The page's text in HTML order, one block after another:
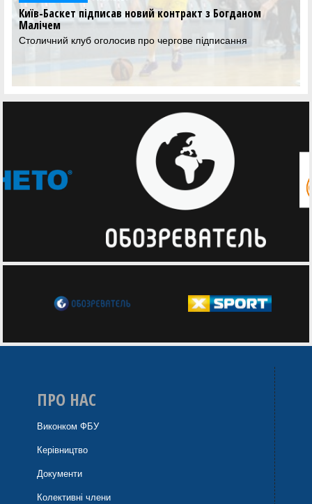
Київ-Баскет підписав новий контракт з Богданом
Малічем
Столичний клуб оголосив про чергове підписання
ПРО НАС
Виконком ФБУ
Керівництво
Документи
Колективні члени